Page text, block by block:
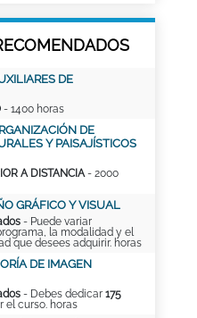
DE
- 1400 horas
DE
Y PAISAJÍSTICOS
A DISTANCIA- 2000
GRÁFICO Y VISUAL
- Puede variar
la modalidad y el
que desees adquirir. horas
DE IMAGEN
- Debes dedicar 175
el curso. horas